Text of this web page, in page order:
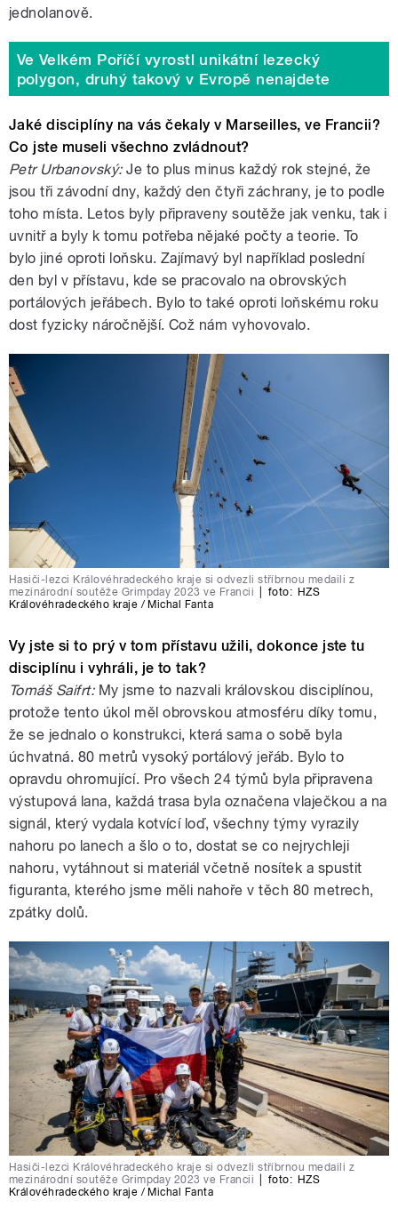
jednolanově.
Ve Velkém Poříčí vyrostl unikátní lezecký
polygon, druhý takový v Evropě nenajdete
Jaké disciplíny na vás čekaly v Marseilles, ve Francii?
Co jste museli všechno zvládnout?
Petr Urbanovský:Je to plus minus každý rok stejné, že
jsou tři závodní dny, každý den čtyři záchrany, je to podle
toho místa. Letos byly připraveny soutěže jak venku, tak i
uvnitř a byly k tomu potřeba nějaké počty a teorie. To
bylo jiné oproti loňsku. Zajímavý byl například poslední
den byl v přístavu, kde se pracovalo na obrovských
portálových jeřábech. Bylo to také oproti loňskému roku
dost fyzicky náročnější. Což nám vyhovovalo.
Hasiči-lezci Královéhradeckého kraje si odvezli stříbrnou medaili z
mezinárodní soutěže Grimpday 2023 ve Francii
foto: HZS
Královéhradeckého kraje / Michal Fanta
Vy jste si to prý v tom přístavu užili, dokonce jste tu
disciplínu i vyhráli, je to tak?
Tomáš Saifrt:My jsme to nazvali královskou disciplínou,
protože tento úkol měl obrovskou atmosféru díky tomu,
že se jednalo o konstrukci, která sama o sobě byla
úchvatná. 80 metrů vysoký portálový jeřáb. Bylo to
opravdu ohromující. Pro všech 24 týmů byla připravena
výstupová lana, každá trasa byla označena vlaječkou a na
signál, který vydala kotvící loď, všechny týmy vyrazily
nahoru po lanech a šlo o to, dostat se co nejrychleji
nahoru, vytáhnout si materiál včetně nosítek a spustit
figuranta, kterého jsme měli nahoře v těch 80 metrech,
zpátky dolů.
Hasiči-lezci Královéhradeckého kraje si odvezli stříbrnou medaili z
mezinárodní soutěže Grimpday 2023 ve Francii
foto: HZS
Královéhradeckého kraje / Michal Fanta